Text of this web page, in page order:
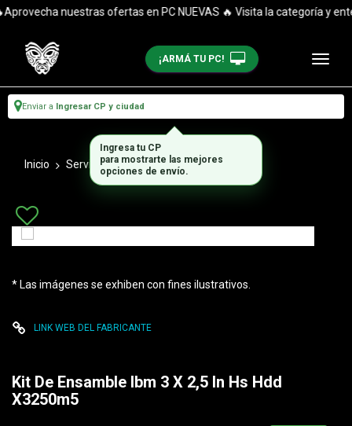
nuestras ofertas en PC NUEVAS 🔥 Visita la categoría y
¡ARMÁ TU PC!
Enviar a Ingresar CP y ciudad
Inicio Servidores Servidores
* Las imágenes se exhiben con fines ilustrativos.
LINK WEB DEL FABRICANTE
Kit De Ensamble Ibm 3 X 2,5 In Hs Hdd
X3250m5
Ingresa tu CP
para mostrarte las mejores
opciones de envío.